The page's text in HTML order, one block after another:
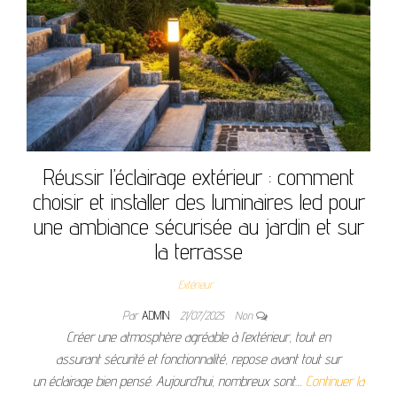
Réussir l’éclairage extérieur : comment
choisir et installer des luminaires led pour
une ambiance sécurisée au jardin et sur
la terrasse
Extérieur
ParADMIN 21/07/2025 Non
Créer une atmosphère agréable à l’extérieur, tout en
assurant sécurité et fonctionnalité, repose avant tout sur
un éclairage bien pensé. Aujourd’hui, nombreux sont… Continuer la